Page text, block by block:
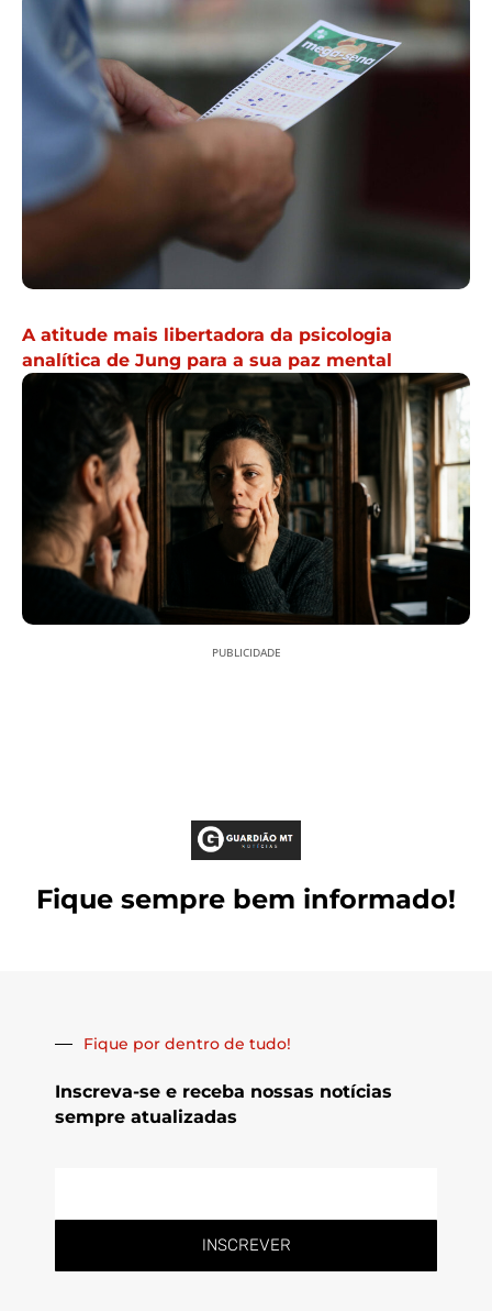
A atitude mais libertadora da psicologia
analítica de Jung para a sua paz mental
PUBLICIDADE
Fique sempre bem informado!
Fique por dentro de tudo!
Inscreva-se e receba nossas notícias
sempre atualizadas
INSCREVER